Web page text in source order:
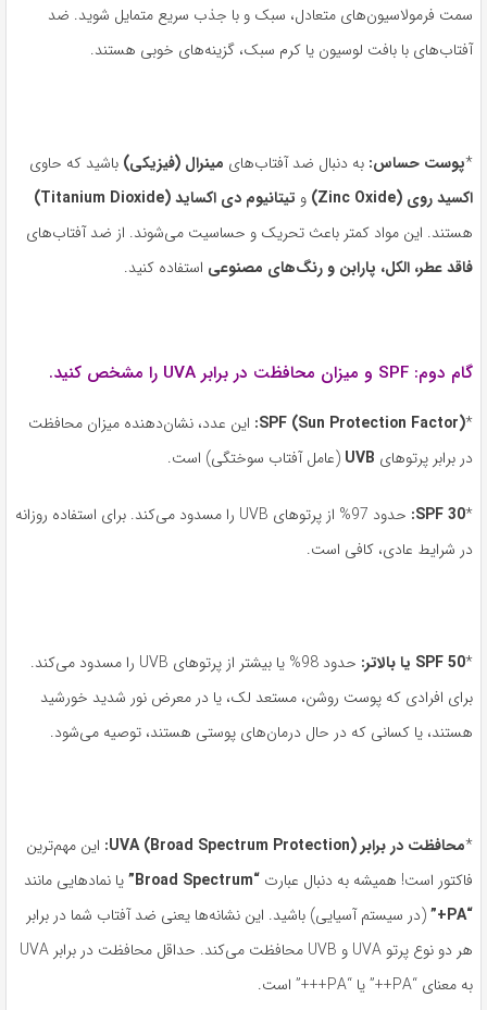
سمت فرمولاسیون‌های متعادل، سبک و با جذب سریع متمایل شوید. ضد
آفتاب‌های با بافت لوسیون یا کرم سبک، گزینه‌های خوبی هستند.
*پوست حساس: به دنبال ضد آفتاب‌های مینرال (فیزیکی) باشید که حاوی
اکسید روی (Zinc Oxide) و تیتانیوم دی اکساید(Titanium Dioxide)
هستند. این مواد کمتر باعث تحریک و حساسیت می‌شوند. از ضد آفتاب‌های
فاقد عطر، الکل، پارابن و رنگ‌های مصنوعی استفاده کنید.
گام دوم: SPF و میزان محافظت در برابر UVA را مشخص کنید.
*
SPF (Sun Protection Factor): این عدد، نشان‌دهنده میزان محافظت
در برابر پرتوهای UVB (عامل آفتاب سوختگی) است.
*
SPF 30:
حدود 97% از پرتوهای UVB را مسدود می‌کند. برای استفاده روزانه
در شرایط عادی، کافی است.
*
SPF 50 یا بالاتر:
حدود 98% یا بیشتر از پرتوهای UVB را مسدود می‌کند.
برای افرادی که پوست روشن، مستعد لک، یا در معرض نور شدید خورشید
هستند، یا کسانی که در حال درمان‌های پوستی هستند، توصیه می‌شود.
*محافظت در برابرUVA (Broad Spectrum Protection): این مهم‌ترین
فاکتور است! همیشه به دنبال عبارت “
Broad Spectrum” یا نمادهایی مانند
“
PA+”
(در سیستم آسیایی) باشید. این نشانه‌ها یعنی ضد آفتاب شما در برابر
هر دو نوع پرتو UVA و UVB محافظت می‌کند. حداقل محافظت در برابر UVA
به معنای “PA++” یا “PA+++” است.